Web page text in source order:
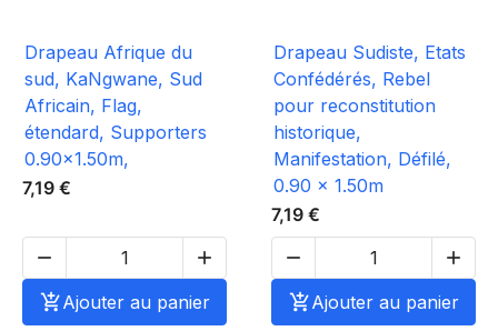
Drapeau Afrique du
sud, KaNgwane, Sud
Africain, Flag,
étendard, Supporters
0.90x1.50m,
7,19 €


Ajouter au panier
Drapeau Sudiste, Etats
Confédérés, Rebel
pour reconstitution
historique,
Manifestation, Défilé,
0.90 x 1.50m
7,19 €


Ajouter au panier